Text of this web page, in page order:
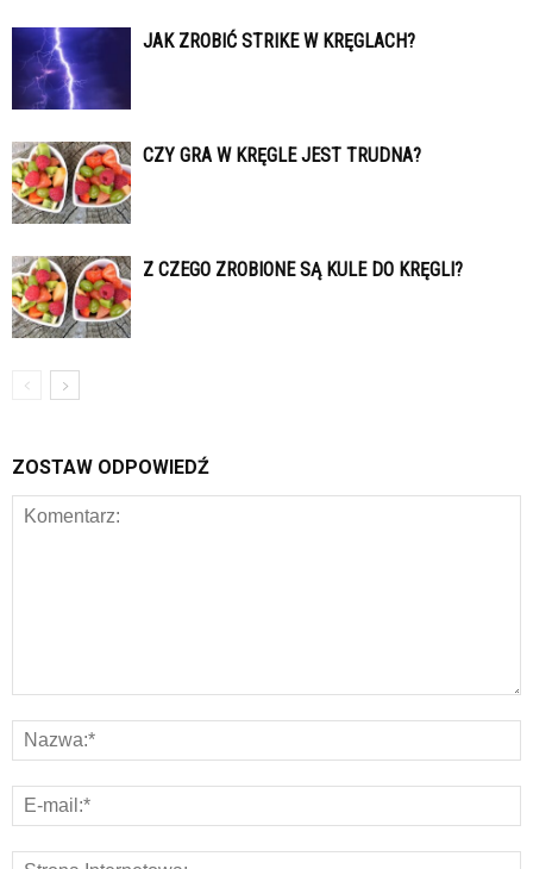
JAK ZROBIĆ STRIKE W KRĘGLACH?
CZY GRA W KRĘGLE JEST TRUDNA?
Z CZEGO ZROBIONE SĄ KULE DO KRĘGLI?
ZOSTAW ODPOWIEDŹ